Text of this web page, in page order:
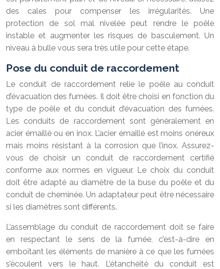
des cales pour compenser les irrégularités. Une
protection de sol mal nivelée peut rendre le poêle
instable et augmenter les risques de basculement. Un
niveau à bulle vous sera très utile pour cette étape.
Pose du conduit de raccordement
Le conduit de raccordement relie le poêle au conduit
d’évacuation des fumées. Il doit être choisi en fonction du
type de poêle et du conduit d’évacuation des fumées.
Les conduits de raccordement sont généralement en
acier émaillé ou en inox. L’acier émaillé est moins onéreux
mais moins résistant à la corrosion que l’inox. Assurez-
vous de choisir un conduit de raccordement certifié
conforme aux normes en vigueur. Le choix du conduit
doit être adapté au diamètre de la buse du poêle et du
conduit de cheminée. Un adaptateur peut être nécessaire
si les diamètres sont différents.
L’assemblage du conduit de raccordement doit se faire
en respectant le sens de la fumée, c’est-à-dire en
emboîtant les éléments de manière à ce que les fumées
s’écoulent vers le haut. L’étanchéité du conduit est